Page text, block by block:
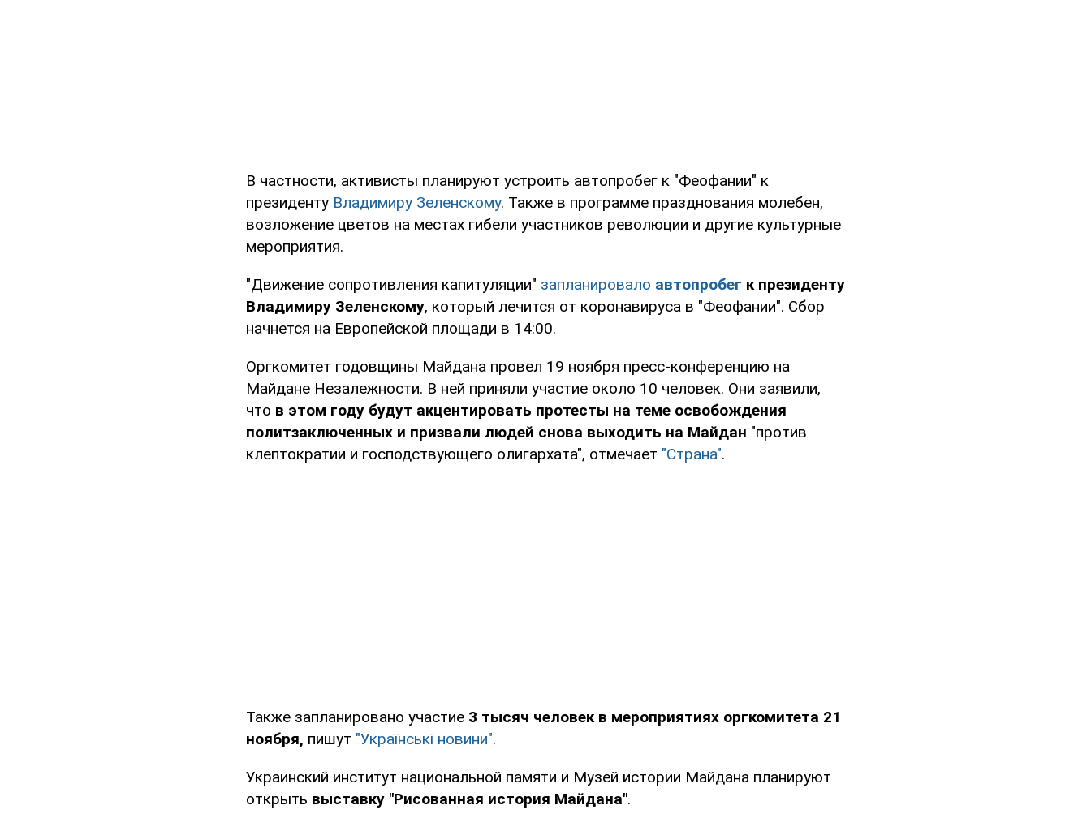
В частности, активисты планируют устроить автопробег к "Феофании" к
президенту Владимиру Зеленскому. Также в программе празднования молебен,
возложение цветов на местах гибели участников революции и другие культурные
мероприятия.
"Движение сопротивления капитуляции" запланировало автопробег к президенту
Владимиру Зеленскому, который лечится от коронавируса в "Феофании". Сбор
начнется на Европейской площади в 14:00.
Оргкомитет годовщины Майдана провел 19 ноября пресс-конференцию на
Майдане Незалежности. В ней приняли участие около 10 человек. Они заявили,
что в этом году будут акцентировать протесты на теме освобождения
политзаключенных и призвали людей снова выходить на Майдан "против
клептократии и господствующего олигархата", отмечает "Страна".
Также запланировано участие 3 тысяч человек в мероприятиях оргкомитета 21
ноября, пишут "Українські новини".
Украинский институт национальной памяти и Музей истории Майдана планируют
открыть выставку "Рисованная история Майдана".